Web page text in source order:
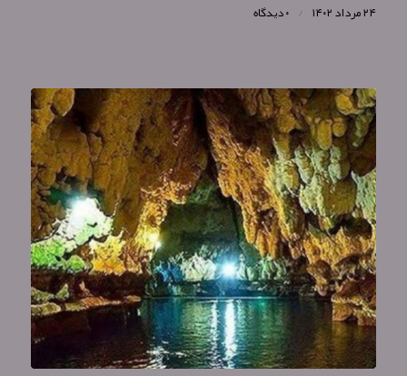
۲۴ مرداد ۱۴۰۲ / ۰ دیدگاه